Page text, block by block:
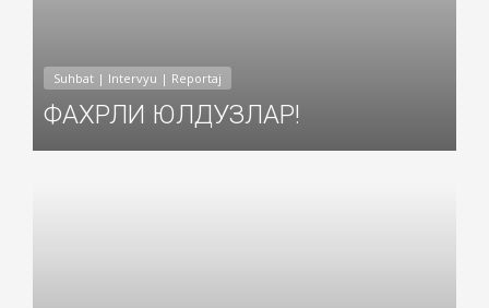
Suhbat | Intervyu | Reportaj
ФАХРЛИ ЮЛДУЗЛАР!